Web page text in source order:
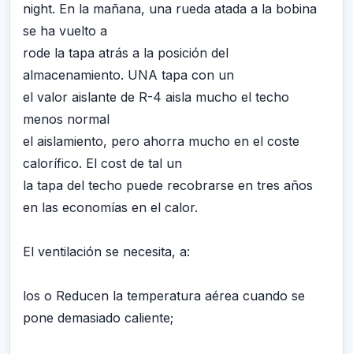
night. En la mañana, una rueda atada a la bobina
se ha vuelto a
rode la tapa atrás a la posición del
almacenamiento. UNA tapa con un
el valor aislante de R-4 aisla mucho el techo
menos normal
el aislamiento, pero ahorra mucho en el coste
calorífico. El cost de tal un
la tapa del techo puede recobrarse en tres años
en las economías en el calor.
El ventilación se necesita, a:
los o Reducen la temperatura aérea cuando se
pone demasiado caliente;